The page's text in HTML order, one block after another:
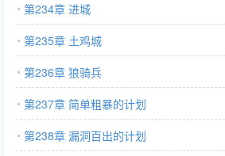
第234章 进城
第235章 土鸡城
第236章 狼骑兵
第237章 简单粗暴的计划
第238章 漏洞百出的计划